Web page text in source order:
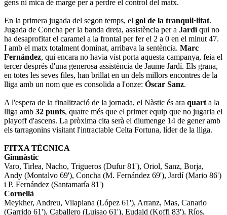
gens ni mica de marge per a perdre el control del matx.
En la primera jugada del segon temps, el gol de la tranquil·litat.
Jugada de Concha per la banda dreta, assistència per a Jardíqui no
ha desaprofitat el caramel a la frontal per fer el 2 a 0 en el minut 47.
I amb el matx totalment dominat, arribava la sentència. Marc
Fernández, qui encara no havia vist porta aquesta campanya, feia el
tercer després d'una generosa assistència de Jaume Jardí. Els grana,
en totes les seves files, han brillat en un dels millors encontres de la
lliga amb un nom que es consolida a l'onze: Óscar Sanz.
A l'espera de la finalització de la jornada, el Nàstic és ara quarta la
lliga amb 32 punts, quatre més que el primer equip que no jugaria el
playoff d'ascens. La pròxima cita serà el diumenge 14 de gener amb
els tarragonins visitant l'intractable Celta Fortuna, líder de la lliga.
FITXA TÈCNICA
Gimnàstic
Varo, Tirlea, Nacho, Trigueros (Dufur 81'), Oriol, Sanz, Borja,
Andy (Montalvo 69'), Concha (M. Fernández 69'), Jardí (Mario 86')
i P. Fernández (Santamaría 81')
Cornellà
Meykher, Andreu, Vilaplana (López 61'), Arranz, Mas, Canario
(Garrido 61'), Caballero (Luisao 61'), Eudald (Koffi 83'), Ríos,